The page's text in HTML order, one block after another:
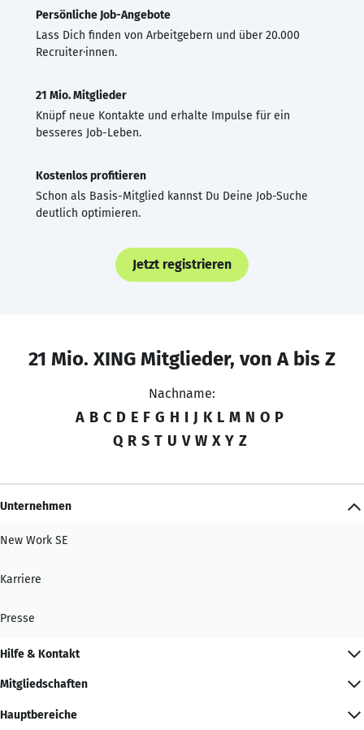
Persönliche Job-Angebote
Lass Dich finden von Arbeitgebern und über 20.000
Recruiter·innen.
21 Mio. Mitglieder
Knüpf neue Kontakte und erhalte Impulse für ein
besseres Job-Leben.
Kostenlos profitieren
Schon als Basis-Mitglied kannst Du Deine Job-Suche
deutlich optimieren.
Jetzt registrieren
21 Mio. XING Mitglieder, von A bis Z
Nachname:
A B C D E F G H I J K L M N O P
Q R S T U V W X Y Z
Unternehmen
New Work SE
Karriere
Presse
Hilfe & Kontakt
Mitgliedschaften
Hauptbereiche